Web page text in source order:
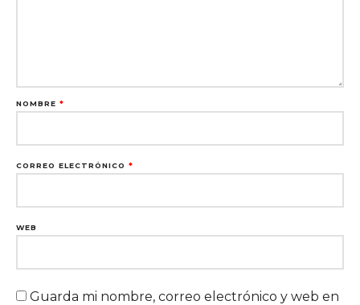
NOMBRE *
CORREO ELECTRÓNICO *
WEB
Guarda mi nombre, correo electrónico y web en